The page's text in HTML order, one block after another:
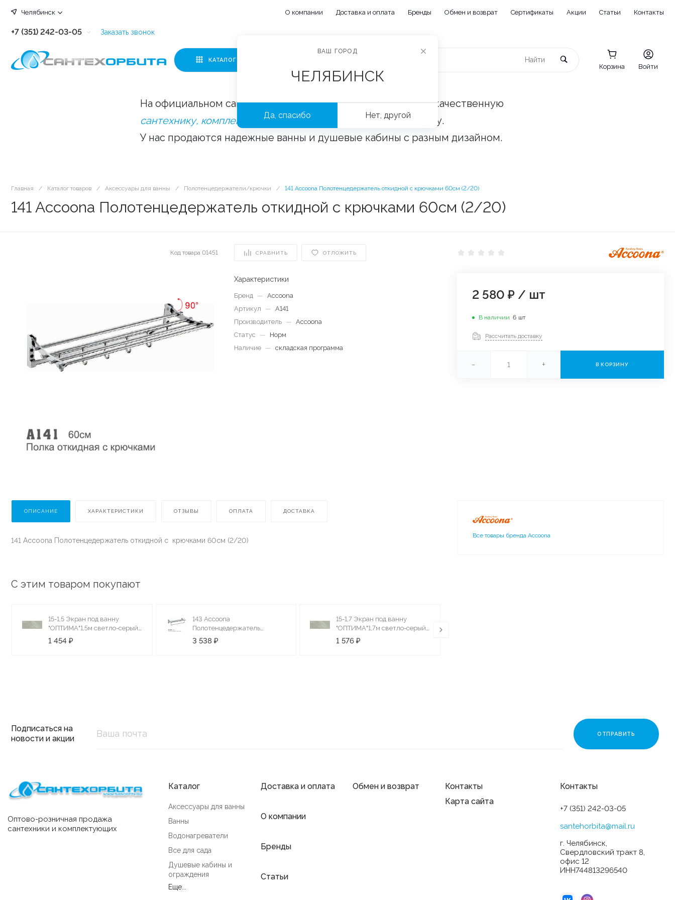
Челябинск О компании Доставка и оплата Бренды Обмен и возврат Сертификаты Акции Статьи Контакты
+7 (351) 242-03-05
+7 (351) 242-03-63
Заказать звонок
КАТАЛОГ
Корзина Войти
На официальном сайте «Сантехорбита» вы можете купить качественную
сантехнику, комплектующие и аксессуары
оптом и в розницу.
У нас продаются надежные ванны и душевые кабины с разным дизайном.
Главная / Каталог товаров / Аксессуары для ванны / Полотенцедержатели/крючки / 141 Accoona Полотенцедержатель откидной с крючками 60см (2/20)
141 Accoona Полотенцедержатель откидной с крючками 60см (2/20)
Код товара 01451 СРАВНИТЬ ОТЛОЖИТЬ
Характеристики
Бренд — Accoona
Артикул
— A141
Производитель
— Accoona
Статус
—
Норм
Наличие
— складская программа
2 580 ₽ / шт
В наличии 6 шт
Рассчитать доставку
- + В КОРЗИНУ
ОПИСАНИЕ ХАРАКТЕРИСТИКИ ОТЗЫВЫ ОПЛАТА ДОСТАВКА
141 Accoona Полотенцедержатель откидной с крючками 60см (2/20)
С этим товаром покупают
15-1,5 Экран под ванну
"ОПТИМА"1,5м светло-серый
мрамор
1 454 ₽
143 Accoona
Полотенцедержатель
откидной с крючками 60см
3 538 ₽
15-1,7 Экран под ванну
"ОПТИМА"1,7м светло-серый
мрамор
1 576 ₽
Все товары бренда Accoona
Подписаться на
новости и акции
Оптово-розничная продажа
сантехники и комплектующих
Каталог
Аксессуары для ванны
Ванны
Водонагреватели
Все для сада
Душевые кабины и
ограждения
Еще...
Доставка и оплата
О компании
Бренды
Статьи
Обмен и возврат
Контакты
Карта сайта
Контакты
+7 (351) 242-03-05
santehorbita@mail.ru
г. Челябинск,
Свердловский тракт 8,
офис 12
ИНН744813296540
ВАШ ГОРОД
ЧЕЛЯБИНСК
Да, спасибо Нет, другой